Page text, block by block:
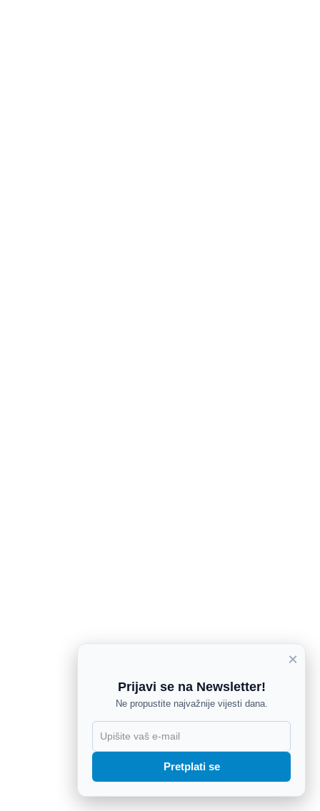
×
Prijavi se na Newsletter!
Ne propustite najvažnije vijesti dana.
Pretplati se